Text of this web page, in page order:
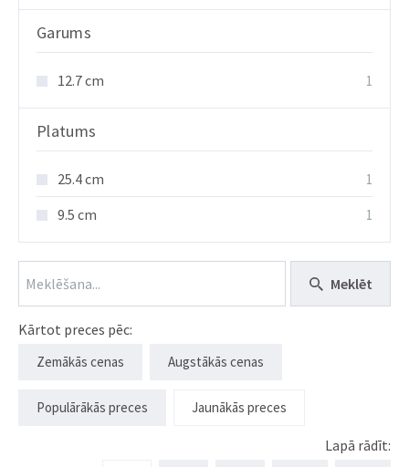
Garums
12.7 cm 1
Platums
25.4 cm 1
9.5 cm 1
Meklēt
Kārtot preces pēc:
Zemākās cenas Augstākās cenas
Populārākās preces Jaunākās preces
Lapā rādīt: